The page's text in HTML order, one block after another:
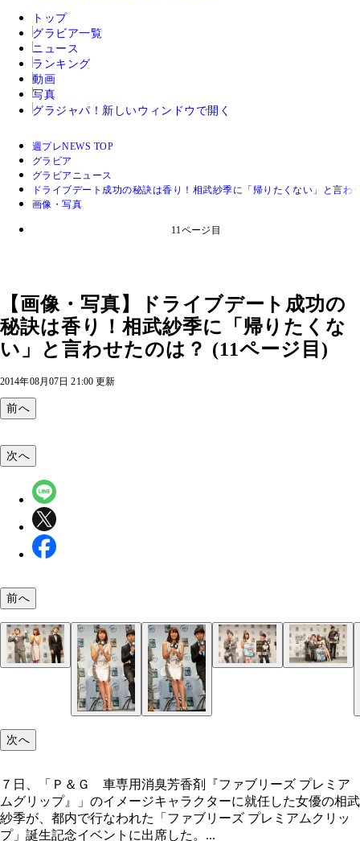
トップ
グラビア一覧
ニュース
ランキング
動画
写真
グラジャパ！ 新しいウィンドウで開く
週プレNEWS TOP
グラビア
グラビアニュース
ドライブデート成功の秘訣は香り！相武紗季に「帰りたくない」と言わ
画像・写真
11ページ目
【画像・写真】ドライブデート成功の
秘訣は香り！相武紗季に「帰りたくな
い」と言わせたのは？ (11ページ目)
2014年08月07日 21:00 更新
前へ
“理想のドライブデート”対決に勝ち、相武の隣に
上をうらやむ綾部。相武は「やっぱり香りって力
「ブサイクは匂いじゃ消えないんですよ」とツッ
相武に二度も「あーん」をさせる綾部
井上の番になっても後部座席部分に入り込む綾部
武も笑顔
「井上紗季、しっくりくるな～」という井上の発
「しっくり？」といぶかしむ相武
予想外の結末にガッツポーズする井上と落胆の表
かべる綾部
次へ
前へ
次へ
７日、「Ｐ＆Ｇ 車専用消臭芳香剤『ファブリーズ プレミア
ムグリップ』」のイメージキャラクターに就任した女優の相武
紗季が、都内で行なわれた「ファブリーズ プレミアムクリッ
プ」誕生記念イベントに出席した。...